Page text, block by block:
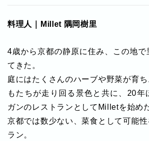
料理人｜Millet 隅岡樹里
4歳から京都の静原に住み、この地で
てきた。
庭にはたくさんのハーブや野菜が育
もたちが走り回る景色と共に、20年
ガンのレストランとしてMilletを始め
京都では数少ない、菜食として可能性
ラン。